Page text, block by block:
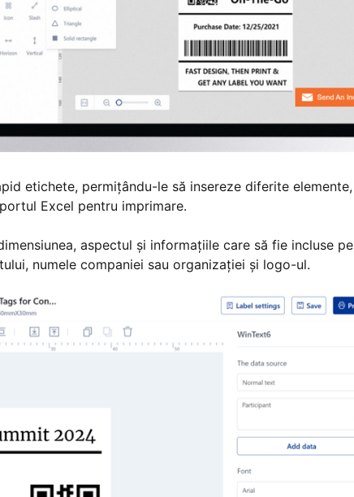
etichete, permițându-le să insereze diferite elemente,
Excel pentru imprimare.
aspectul și informațiile care să fie incluse pe
numele companiei sau organizației și logo-ul.